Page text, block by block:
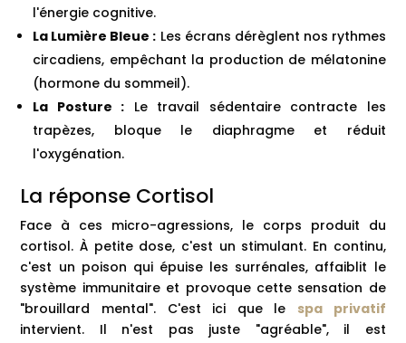
l'énergie cognitive.
La Lumière Bleue : Les écrans dérèglent nos rythmes
circadiens, empêchant la production de mélatonine
(hormone du sommeil).
La Posture : Le travail sédentaire contracte les
trapèzes, bloque le diaphragme et réduit
l'oxygénation.
La réponse Cortisol
Face à ces micro-agressions, le corps produit du
cortisol. À petite dose, c'est un stimulant. En continu,
c'est un poison qui épuise les surrénales, affaiblit le
système immunitaire et provoque cette sensation de
"brouillard mental". C'est ici que le spa privatif
intervient. Il n'est pas juste "agréable", il est